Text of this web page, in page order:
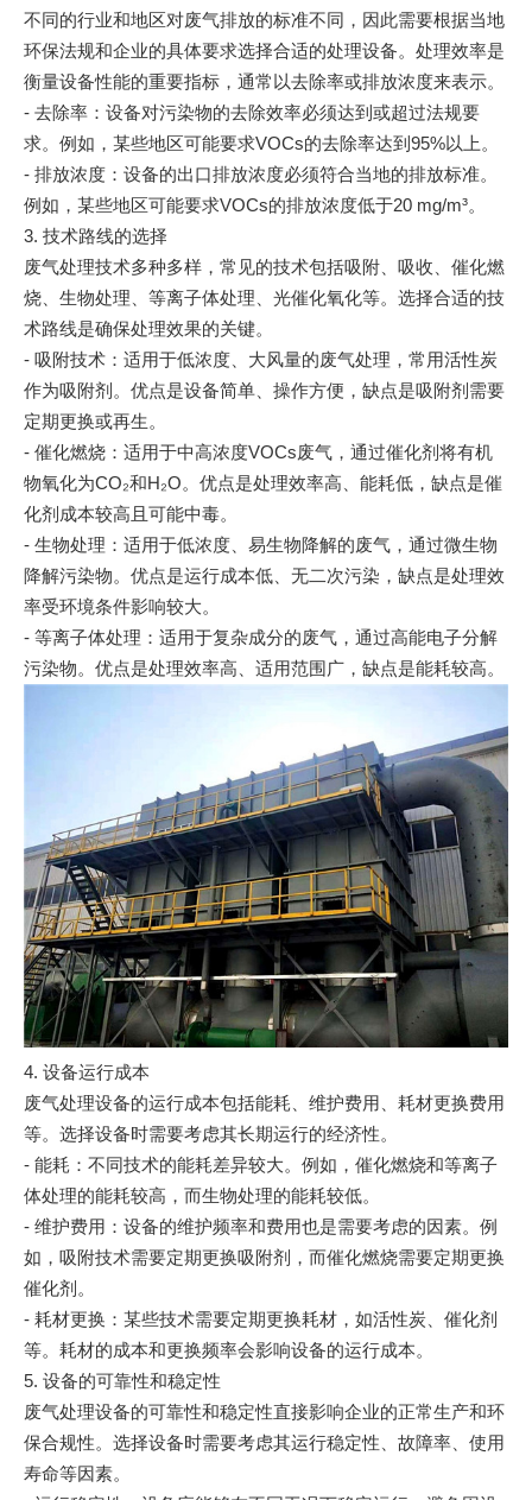
不同的行业和地区对废气排放的标准不同，因此需要根据当地
环保法规和企业的具体要求选择合适的处理设备。处理效率是
衡量设备性能的重要指标，通常以去除率或排放浓度来表示。
- 去除率：设备对污染物的去除效率必须达到或超过法规要
求。例如，某些地区可能要求VOCs的去除率达到95%以上。
- 排放浓度：设备的出口排放浓度必须符合当地的排放标准。
例如，某些地区可能要求VOCs的排放浓度低于20 mg/m³。
3. 技术路线的选择
废气处理技术多种多样，常见的技术包括吸附、吸收、催化燃
烧、生物处理、等离子体处理、光催化氧化等。选择合适的技
术路线是确保处理效果的关键。
- 吸附技术：适用于低浓度、大风量的废气处理，常用活性炭
作为吸附剂。优点是设备简单、操作方便，缺点是吸附剂需要
定期更换或再生。
- 催化燃烧：适用于中高浓度VOCs废气，通过催化剂将有机
物氧化为CO₂和H₂O。优点是处理效率高、能耗低，缺点是催
化剂成本较高且可能中毒。
- 生物处理：适用于低浓度、易生物降解的废气，通过微生物
降解污染物。优点是运行成本低、无二次污染，缺点是处理效
率受环境条件影响较大。
- 等离子体处理：适用于复杂成分的废气，通过高能电子分解
污染物。优点是处理效率高、适用范围广，缺点是能耗较高。
4. 设备运行成本
废气处理设备的运行成本包括能耗、维护费用、耗材更换费用
等。选择设备时需要考虑其长期运行的经济性。
- 能耗：不同技术的能耗差异较大。例如，催化燃烧和等离子
体处理的能耗较高，而生物处理的能耗较低。
- 维护费用：设备的维护频率和费用也是需要考虑的因素。例
如，吸附技术需要定期更换吸附剂，而催化燃烧需要定期更换
催化剂。
- 耗材更换：某些技术需要定期更换耗材，如活性炭、催化剂
等。耗材的成本和更换频率会影响设备的运行成本。
5. 设备的可靠性和稳定性
废气处理设备的可靠性和稳定性直接影响企业的正常生产和环
保合规性。选择设备时需要考虑其运行稳定性、故障率、使用
寿命等因素。